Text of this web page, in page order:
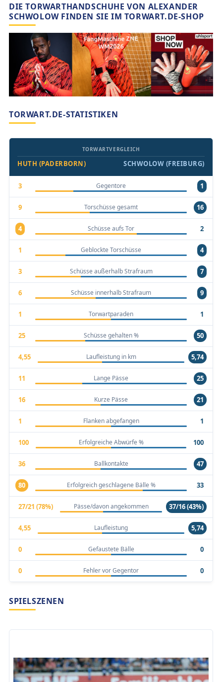
DIE TORWARTHANDSCHUHE VON ALEXANDER
SCHWOLOW FINDEN SIE IM TORWART.DE-SHOP
TORWART.DE-STATISTIKEN
HUTH (PADERBORN)
TORWARTVERGLEICH
SCHWOLOW (FREIBURG)
3 Gegentore 1
9 Torschüsse gesamt 16
4 Schüsse aufs Tor 2
1 Geblockte Torschüsse 4
3 Schüsse außerhalb Strafraum 7
6 Schüsse innerhalb Strafraum 9
1 Torwartparaden 1
25 Schüsse gehalten % 50
4,55 Laufleistung in km 5,74
11 Lange Pässe 25
16 Kurze Pässe 21
1 Flanken abgefangen 1
100 Erfolgreiche Abwürfe % 100
36 Ballkontakte 47
80 Erfolgreich geschlagene Bälle % 33
27/21 (78%) Pässe/davon angekommen 37/16 (43%)
4,55 Laufleistung 5,74
0 Gefaustete Bälle 0
0 Fehler vor Gegentor 0
SPIELSZENEN